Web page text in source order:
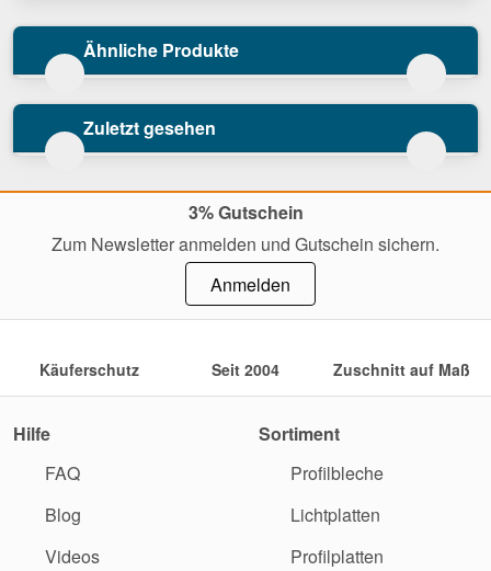
Ähnliche Produkte
Zuletzt gesehen
3% Gutschein
Zum Newsletter anmelden und Gutschein sichern.
Anmelden
Käuferschutz Seit 2004 Zuschnitt auf Maß
Hilfe
FAQ
Blog
Videos
Sortiment
Profilbleche
Lichtplatten
Profilplatten